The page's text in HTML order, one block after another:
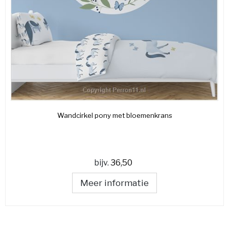
Wandcirkel pony met bloemenkrans
bijv. 36,50
Meer informatie